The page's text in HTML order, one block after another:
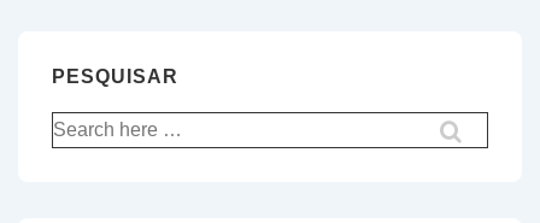
PESQUISAR
Pesquisar
por: